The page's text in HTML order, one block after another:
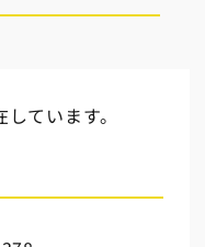
ています。